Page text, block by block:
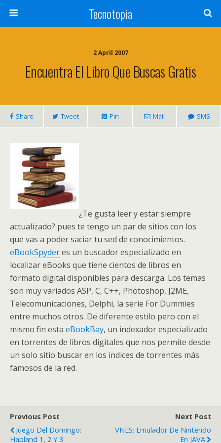
Tecnotopia
2 April 2007
Encuentra El Libro Que Buscas Gratis
Share Tweet Pin Mail SMS
¿Te gusta leer y estar siempre
actualizado? pues te tengo un par de sitios con los
que vas a poder saciar tu sed de conocimientos.
eBookSpyderes un buscador especializado en
localizar eBooks que tiene cientos de libros en
formato digital disponibles para descarga. Los temas
son muy variados ASP, C, C++, Photoshop, J2ME,
Telecomunicaciones, Delphi, la serie For Dummies
entre muchos otros. De diferente estilo pero con el
mismo fin esta eBookBay, un indexador especializado
en torrentes de libros digitales que nos permite desde
un solo sitio buscar en los indices de torrentes más
famosos de la red.
Previous Post
Juego Del Domingo:
Hapland 1, 2 Y 3
Next Post
VNES: Emulador De Nintendo
En JAVA